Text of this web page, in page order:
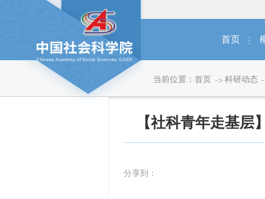
首页
当前位置： 首页 科研动态
【社科青年走基
分享到：